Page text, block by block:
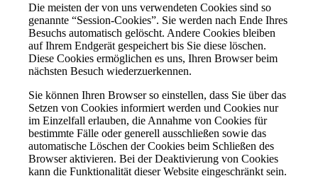
Die meisten der von uns verwendeten Cookies sind so
genannte “Session-Cookies”. Sie werden nach Ende Ihres
Besuchs automatisch gelöscht. Andere Cookies bleiben
auf Ihrem Endgerät gespeichert bis Sie diese löschen.
Diese Cookies ermöglichen es uns, Ihren Browser beim
nächsten Besuch wiederzuerkennen.
Sie können Ihren Browser so einstellen, dass Sie über das
Setzen von Cookies informiert werden und Cookies nur
im Einzelfall erlauben, die Annahme von Cookies für
bestimmte Fälle oder generell ausschließen sowie das
automatische Löschen der Cookies beim Schließen des
Browser aktivieren. Bei der Deaktivierung von Cookies
kann die Funktionalität dieser Website eingeschränkt sein.